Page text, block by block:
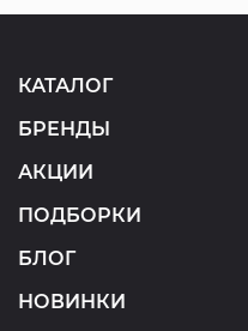
КАТАЛОГ
БРЕНДЫ
АКЦИИ
ПОДБОРКИ
БЛОГ
НОВИНКИ